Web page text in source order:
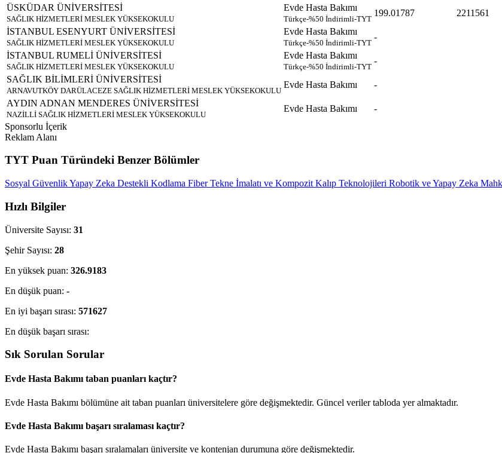
ÜSKÜDAR ÜNİVERSİTESİ
SAĞLIK HİZMETLERİ MESLEK YÜKSEKOKULU
Evde Hasta Bakımı
Türkçe-%50 İndirimli-TYT
199.01787 2211561
İSTANBUL ESENYURT ÜNİVERSİTESİ
SAĞLIK HİZMETLERİ MESLEK YÜKSEKOKULU
Evde Hasta Bakımı
Türkçe-%50 İndirimli-TYT
-
İSTANBUL RUMELİ ÜNİVERSİTESİ
SAĞLIK HİZMETLERİ MESLEK YÜKSEKOKULU
Evde Hasta Bakımı
Türkçe-%50 İndirimli-TYT
-
SAĞLIK BİLİMLERİ ÜNİVERSİTESİ
ARNAVUTKÖY DARÜLACEZE SAĞLIK HİZMETLERİ MESLEK YÜKSEKOKULU
Evde Hasta Bakımı -
AYDIN ADNAN MENDERES ÜNİVERSİTESİ
NAZİLLİ SAĞLIK HİZMETLERİ MESLEK YÜKSEKOKULU
Evde Hasta Bakımı -
Sponsorlu İçerik
Reklam Alanı
TYT Puan Türündeki Benzer Bölümler
Sosyal GüvenlikYapay Zeka Destekli Kodlama Fiber Tekne İmalatı ve Kompozit Kalıp Teknolojileri Robotik ve Yapay Zeka
Hızlı Bilgiler
Üniversite Sayısı: 31
Şehir Sayısı: 28
En yüksek puan: 326.9183
En düşük puan: -
En iyi başarı sırası: 571627
En düşük başarı sırası:
Sık Sorulan Sorular
Evde Hasta Bakımı taban puanları kaçtır?
Evde Hasta Bakımı bölümüne ait taban puanları üniversitelere göre değişmektedir. Güncel veriler tabloda yer almaktadır.
Evde Hasta Bakımı başarı sıralaması kaçtır?
Evde Hasta Bakımı başarı sıralamaları üniversite ve kontenjan durumuna göre değişmektedir.